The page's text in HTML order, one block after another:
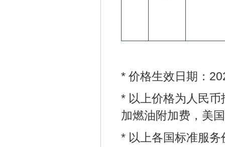
* 价格生效日期：
* 以上价格为人民
加燃油附加费，美
* 以上各国标准服